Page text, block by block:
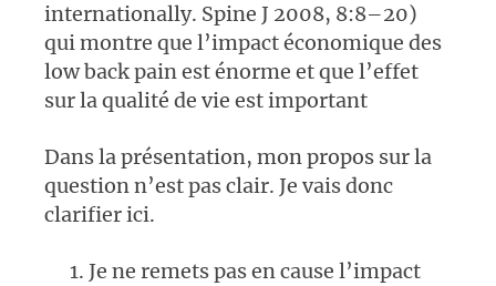
internationally. Spine J 2008, 8:8–20)
qui montre que l’impact économique des
low back pain est énorme et que l’effet
sur la qualité de vie est important
Dans la présentation, mon propos sur la
question n’est pas clair. Je vais donc
clarifier ici.
Je ne remets pas en cause l’impact